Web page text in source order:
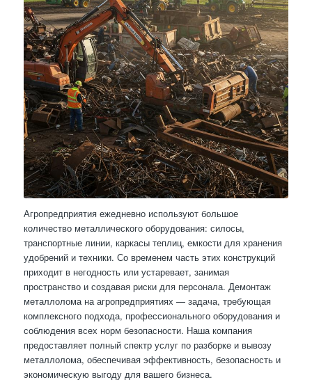
Агропредприятия ежедневно используют большое
количество металлического оборудования: силосы,
транспортные линии, каркасы теплиц, емкости для хранения
удобрений и техники. Со временем часть этих конструкций
приходит в негодность или устаревает, занимая
пространство и создавая риски для персонала. Демонтаж
металлолома на агропредприятиях — задача, требующая
комплексного подхода, профессионального оборудования и
соблюдения всех норм безопасности. Наша компания
предоставляет полный спектр услуг по разборке и вывозу
металлолома, обеспечивая эффективность, безопасность и
экономическую выгоду для вашего бизнеса.